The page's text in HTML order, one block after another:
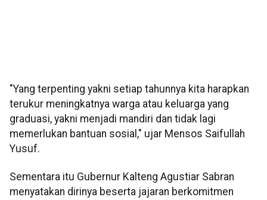
"Yang terpenting yakni setiap tahunnya kita harapkan
terukur meningkatnya warga atau keluarga yang
graduasi, yakni menjadi mandiri dan tidak lagi
memerlukan bantuan sosial," ujar Mensos Saifullah
Yusuf.
Sementara itu Gubernur Kalteng Agustiar Sabran
menyatakan dirinya beserta jajaran berkomitmen